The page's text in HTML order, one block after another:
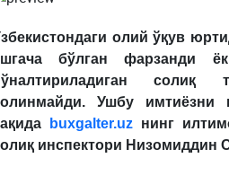
олий ўқув
бўлган фарзанди
солиқ
. Ушбу имтиёзни
buxgalter.uz нинг
инспектори Низомиддин